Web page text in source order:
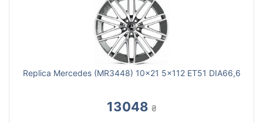
Replica Mercedes (MR3448) 10x21 5x112 ET51 DIA66,6
13048 ₴